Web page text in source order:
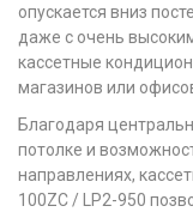
опускается вниз
даже с очень
кассетные
магазинов или
Благодаря
потолке и
направлениях,
100ZС / LP2-950